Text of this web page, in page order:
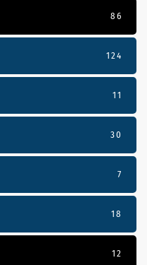
86
124
11
30
7
18
12